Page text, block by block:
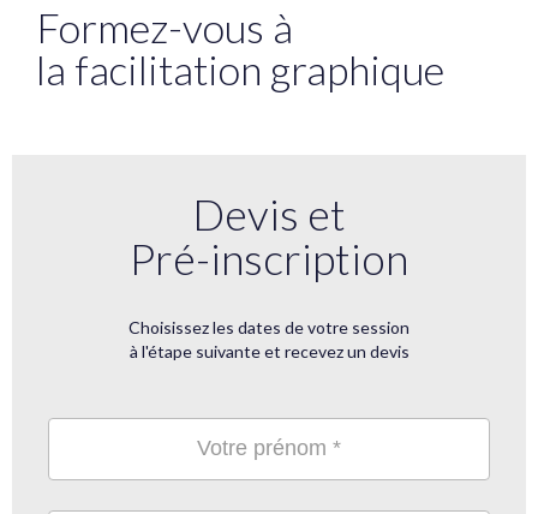
Formez-vous à
la facilitation graphique
Devis et
Pré-inscription
Choisissez les dates de votre session
à l'étape suivante et recevez un devis